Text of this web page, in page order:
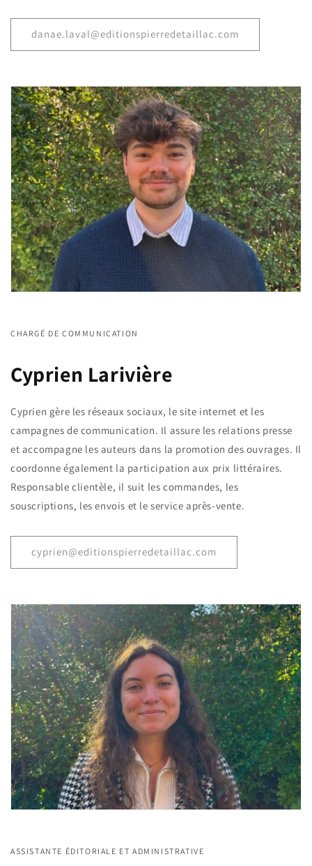
danae.laval@editionspierredetaillac.com
CHARGÉ DE COMMUNICATION
Cyprien Larivière
Cyprien gère les réseaux sociaux, le site internet et les
campagnes de communication. Il assure les relations presse
et accompagne les auteurs dans la promotion des ouvrages. Il
coordonne également la participation aux prix littéraires.
Responsable clientèle, il suit les commandes, les
souscriptions, les envois et le service après-vente.
cyprien@editionspierredetaillac.com
ASSISTANTE ÉDITORIALE ET ADMINISTRATIVE